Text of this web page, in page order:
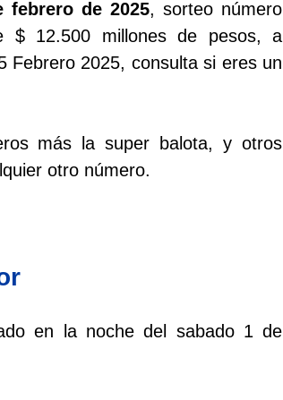
febrero de 2025, sorteo número
$ 12.500 millones de pesos, a
Febrero 2025, consulta si eres un
más la super balota, y otros
otro número.
en la noche del sabado 1 de